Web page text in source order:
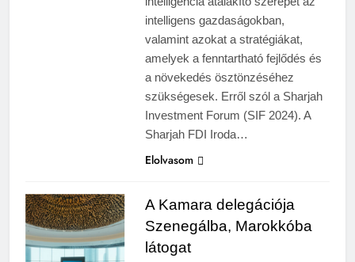
intelligens gazdaságokban,
valamint azokat a stratégiákat,
amelyek a fenntartható fejlődés és
a növekedés ösztönzéséhez
szükségesek. Erről szól a Sharjah
Investment Forum (SIF 2024). A
Sharjah FDI Iroda…
Elolvasom
A Kamara delegációja
Szenegálba, Marokkóba
látogat